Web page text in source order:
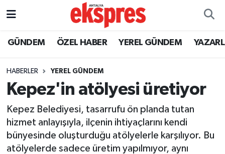
GÜNDEM ÖZEL HABER YEREL GÜNDEM
HABERLER YEREL GÜNDEM
Kepez'in atölyesi üretiyor
Kepez Belediyesi, tasarrufu ön planda tutan
hizmet anlayışıyla, ilçenin ihtiyaçlarını kendi
bünyesinde oluşturduğu atölyelerle karşılıyor. Bu
atölyelerde sadece üretim yapılmıyor, aynı
ÖZEL HABER
YEREL GÜNDEM
EKONOMİ
KÜLTÜR - SANAT
Nöbetçi Eczaneler
Trafik Durumu
Süper Lig Puan Durumu ve Fikstür
Tüm Manşetler